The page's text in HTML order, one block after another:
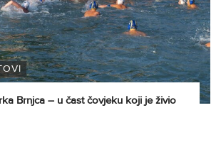
Brnjca – u čast čovjeku koji je živio